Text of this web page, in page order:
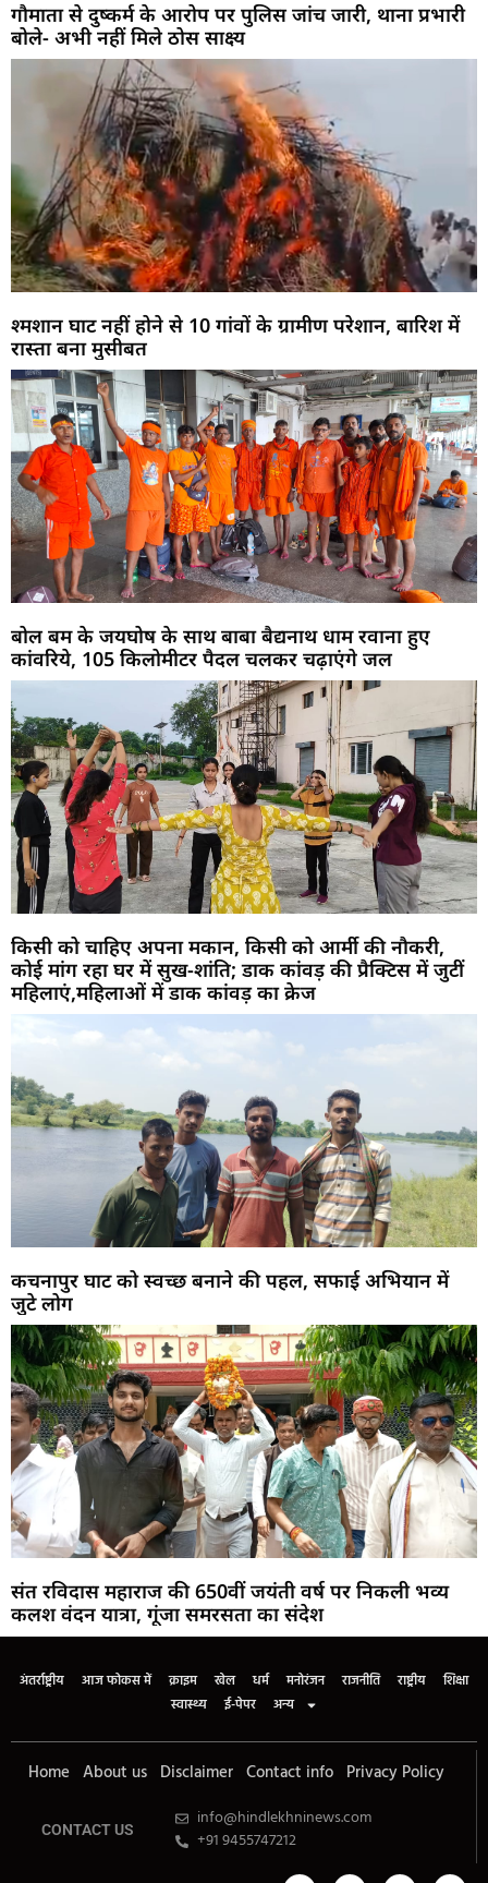
गौमाता से दुष्कर्म के आरोप पर पुलिस जांच जारी, थाना प्रभारी
बोले- अभी नहीं मिले ठोस साक्ष्य
श्मशान घाट नहीं होने से 10 गांवों के ग्रामीण परेशान, बारिश में
रास्ता बना मुसीबत
बोल बम के जयघोष के साथ बाबा बैद्यनाथ धाम रवाना हुए
कांवरिये, 105 किलोमीटर पैदल चलकर चढ़ाएंगे जल
किसी को चाहिए अपना मकान, किसी को आर्मी की नौकरी,
कोई मांग रहा घर में सुख-शांति; डाक कांवड़ की प्रैक्टिस में जुटीं
महिलाएं,महिलाओं में डाक कांवड़ का क्रेज
कचनापुर घाट को स्वच्छ बनाने की पहल, सफाई अभियान में
जुटे लोग
संत रविदास महाराज की 650वीं जयंती वर्ष पर निकली भव्य
कलश वंदन यात्रा, गूंजा समरसता का संदेश
अंतर्राष्ट्रीय आज फोकस में क्राइम खेल धर्म मनोरंजन राजनीति राष्ट्रीय
शिक्षा
स्वास्थ्य
ई-पेपर अन्य
Home About us Disclaimer Contact info Privacy Policy
CONTACT US
info@hindlekhninews.com
+91 9455747212